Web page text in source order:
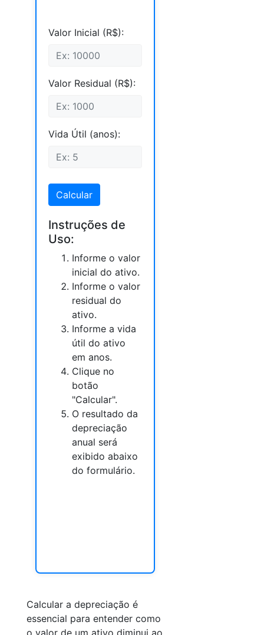
Valor Inicial (R$):
Valor Residual (R$):
Vida Útil (anos):
Calcular
Instruções de
Uso:
Informe o valor
inicial do ativo.
Informe o valor
residual do
ativo.
Informe a vida
útil do ativo
em anos.
Clique no
botão
"Calcular".
O resultado da
depreciação
anual será
exibido abaixo
do formulário.
Calcular a depreciação é
essencial para entender como
o valor de um ativo diminui ao